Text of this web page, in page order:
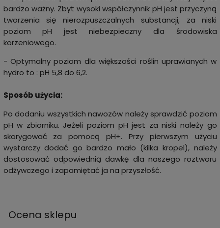
bardzo ważny. Zbyt wysoki współczynnik pH jest przyczyną
tworzenia się nierozpuszczalnych substancji, za niski
poziom pH jest niebezpieczny dla środowiska
korzeniowego.
- Optymalny poziom dla większości roślin uprawianych w
hydro to : pH 5,8 do 6,2.
Sposób użycia:
Po dodaniu wszystkich nawozów należy sprawdzić poziom
pH w zbiorniku. Jeżeli poziom pH jest za niski należy go
skorygować za pomocą pH+. Przy pierwszym użyciu
wystarczy dodać go bardzo mało (kilka kropel), należy
dostosować odpowiednią dawkę dla naszego roztworu
odżywczego i zapamiętać ja na przyszłość.
Ocena sklepu